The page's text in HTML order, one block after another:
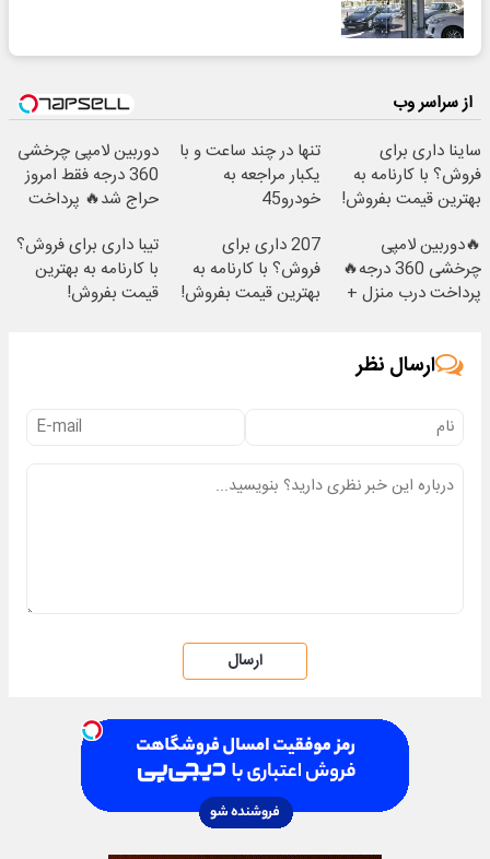
از سراسر وب
ساینا داری برای
فروش؟ با کارنامه به
بهترین قیمت بفروش!
تنها در چند ساعت و با
یکبار مراجعه به
خودرو45
دوربین لامپی چرخشی
360 درجه فقط امروز
حراج شد🔥 پرداخت
🔥دوربین لامپی
چرخشی 360 درجه🔥
پرداخت درب منزل +
207 داری برای
فروش؟ با کارنامه به
بهترین قیمت بفروش!
تیبا داری برای فروش؟
با کارنامه به بهترین
قیمت بفروش!
ارسال نظر
ارسال